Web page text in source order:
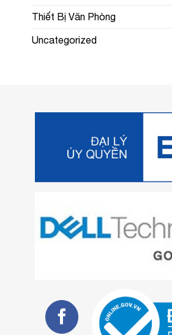
Thiết Bị Văn Phòng
Uncategorized